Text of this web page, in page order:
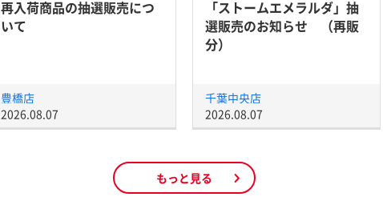
再入荷商品の抽選販売につ
いて
豊橋店
2026.08.07
「ストームエメラルダ」抽
選販売のお知らせ （再販
分）
千葉中央店
2026.08.07
もっと見る